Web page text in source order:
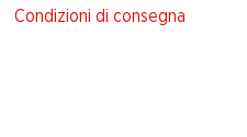
Condizioni di consegna